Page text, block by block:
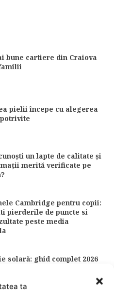
ta
bune cartiere din Craiova
pielii începe cu alegerea
un lapte de calitate și
merită verificate pe
Cambridge pentru copii:
pierderile de puncte si
peste media
solară: ghid complet 2026
vs. 50)